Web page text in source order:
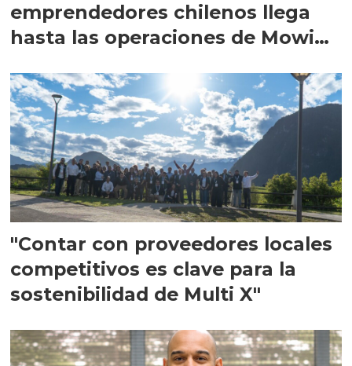
emprendedores chilenos llega
hasta las operaciones de Mowi
"Contar con proveedores locales
competitivos es clave para la
sostenibilidad de Multi X"